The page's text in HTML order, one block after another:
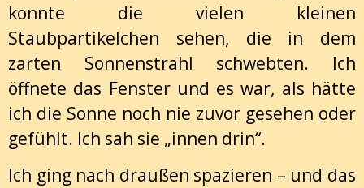
konnte die vielen kleinen
Staubpartikelchen sehen, die in dem
zarten Sonnenstrahl schwebten. Ich
öffnete das Fenster und es war, als hätte
ich die Sonne noch nie zuvor gesehen oder
gefühlt. Ich sah sie „innen drin“.
Ich ging nach draußen spazieren – und das